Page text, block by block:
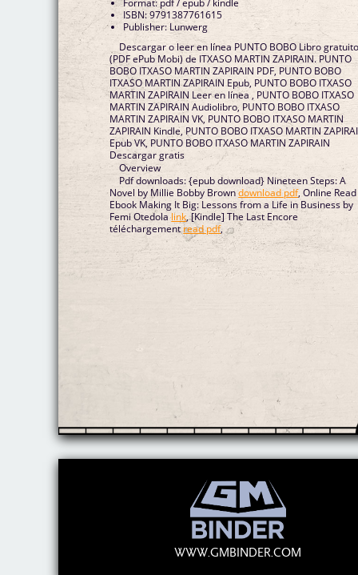
Format: pdf / epub / kindle
ISBN: 9791387761615
Publisher: Lunwerg
Descargar o leer en línea PUNTO BOBO Libro
(PDF ePub Mobi) de ITXASO MARTIN ZAPIRAIN. PUNTO
BOBO ITXASO MARTIN ZAPIRAIN PDF, PUNTO BOBO
ITXASO MARTIN ZAPIRAIN Epub, PUNTO BOBO ITXASO
MARTIN ZAPIRAIN Leer en línea , PUNTO BOBO ITXASO
MARTIN ZAPIRAIN Audiolibro, PUNTO BOBO ITXASO
MARTIN ZAPIRAIN VK, PUNTO BOBO ITXASO MARTIN
ZAPIRAIN Kindle, PUNTO BOBO ITXASO MARTIN
Epub VK, PUNTO BOBO ITXASO MARTIN ZAPIRAIN
Descargar gratis
Overview
Pdf downloads: {epub download} Nineteen Steps: A
Novel by Millie Bobby Browndownload pdf, Online Read
Ebook Making It Big: Lessons from a Life in Business by
Femi Otedolalink, [Kindle] The Last Encore
téléchargementread pdf,
WWW.GMBINDER.COM